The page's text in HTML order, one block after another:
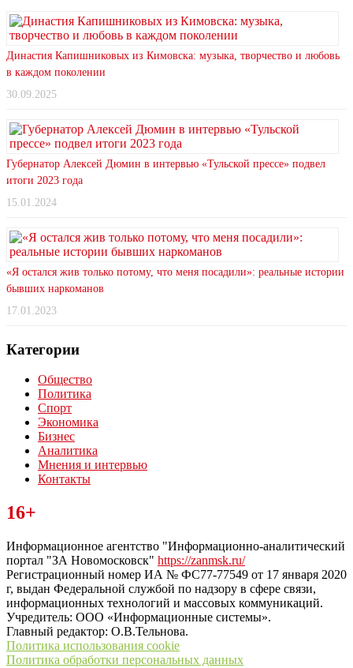
Династия Капишниковых из Кимовска: музыка, творчество и любовь
в каждом поколении
30.09.2025
Губернатор Алексей Дюмин в интервью «Тульской прессе» подвел
итоги 2023 года
15.01.2024
«Я остался жив только потому, что меня посадили»: реальные истории
бывших наркоманов
17.01.2023
Категории
Общество
Политика
Спорт
Экономика
Бизнес
Аналитика
Мнения и интервью
Контакты
Читайте последние новости дня в Тульской области на сайте
“ЗаНовомосковск”
16+
Информационное агентство "Информационно-аналитический
портал "ЗА Новомосковск" https://zanmsk.ru/
Регистрационный номер ИА № ФС77-77549 от 17 января 2020
г, выдан Федеральной службой по надзору в сфере связи,
информационных технологий и массовых коммуникаций.
Учредитель: ООО «Информационные системы».
Главный редактор: О.В.Тельнова.
Политика использования cookie
Политика обработки персональных данных